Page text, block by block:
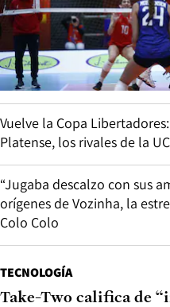
Vuelve la Copa
Platense, los rivales de la
“Jugaba descalzo con sus
orígenes de Vozinha, la
Colo Colo
TECNOLOGÍA
Take-Two califica de